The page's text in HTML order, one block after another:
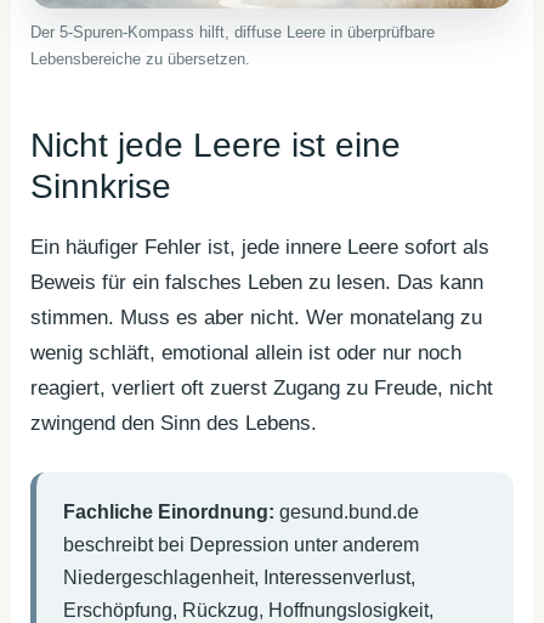
Der 5-Spuren-Kompass hilft, diffuse Leere in überprüfbare
Lebensbereiche zu übersetzen.
Nicht jede Leere ist eine
Sinnkrise
Ein häufiger Fehler ist, jede innere Leere sofort als
Beweis für ein falsches Leben zu lesen. Das kann
stimmen. Muss es aber nicht. Wer monatelang zu
wenig schläft, emotional allein ist oder nur noch
reagiert, verliert oft zuerst Zugang zu Freude, nicht
zwingend den Sinn des Lebens.
Fachliche Einordnung: gesund.bund.de
beschreibt bei Depression unter anderem
Niedergeschlagenheit, Interessenverlust,
Erschöpfung, Rückzug, Hoffnungslosigkeit,